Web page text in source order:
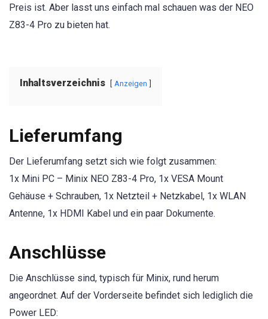
Preis ist. Aber lasst uns einfach mal schauen was der NEO
Z83-4 Pro zu bieten hat.
Inhaltsverzeichnis Anzeigen
Lieferumfang
Der Lieferumfang setzt sich wie folgt zusammen:
1x Mini PC – Minix NEO Z83-4 Pro, 1x VESA Mount
Gehäuse + Schrauben, 1x Netzteil + Netzkabel, 1x WLAN
Antenne, 1x HDMI Kabel und ein paar Dokumente.
Anschlüsse
Die Anschlüsse sind, typisch für Minix, rund herum
angeordnet. Auf der Vorderseite befindet sich lediglich die
Power LED: